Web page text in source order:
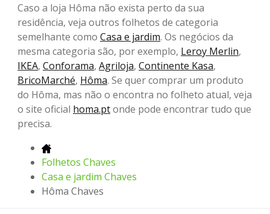
Caso a loja Hôma não exista perto da sua
residência, veja outros folhetos de categoria
semelhante como Casa e jardim. Os negócios da
mesma categoria são, por exemplo, Leroy Merlin,
IKEA, Conforama, Agriloja, Continente Kasa,
BricoMarché, Hôma. Se quer comprar um produto
do Hôma, mas não o encontra no folheto atual, veja
o site oficial homa.ptonde pode encontrar tudo que
precisa.
Folhetos Chaves
Casa e jardim Chaves
Hôma Chaves